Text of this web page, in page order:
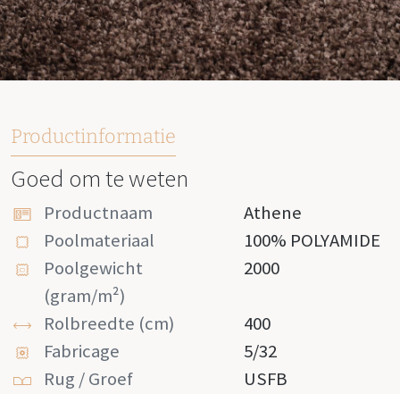
Productinformatie
Goed om te weten
Productnaam
Athene
Poolmateriaal
100% POLYAMIDE
Poolgewicht
(gram/m²)
2000
Rolbreedte (cm)
400
Fabricage
5/32
Rug / Groef
USFB